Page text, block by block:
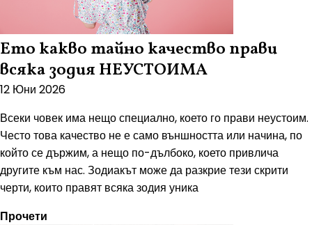
Ето какво тайно качество прави
всяка зодия НЕУСТОИМА
12 Юни 2026
Всеки човек има нещо специално, което го прави неустоим.
Често това качество не е само външността или начина, по
който се държим, а нещо по-дълбоко, което привлича
другите към нас. Зодиакът може да разкрие тези скрити
черти, които правят всяка зодия уника
Прочети